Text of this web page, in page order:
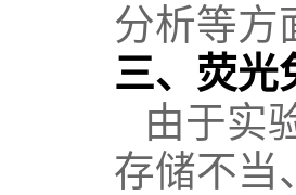
分析等方
三、 荧光
由于实
存储不当